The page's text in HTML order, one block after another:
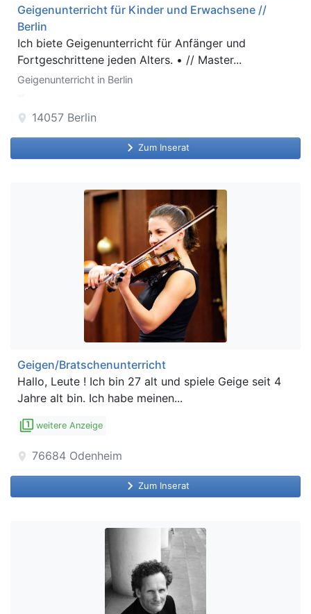
Geigenunterricht für Kinder und Erwachsene //
Berlin
Ich biete Geigenunterricht für Anfänger und
Fortgeschrittene jeden Alters. • // Master...
Geigenunterricht in Berlin
location_on 14057 Berlin
keyboard_arrow_right Zum Inserat
Geigen/Bratschenunterricht
Hallo, Leute ! Ich bin 27 alt und spiele Geige seit 4
Jahre alt bin. Ich habe meinen...
filter_1 weitere Anzeige
location_on 76684 Odenheim
keyboard_arrow_right Zum Inserat